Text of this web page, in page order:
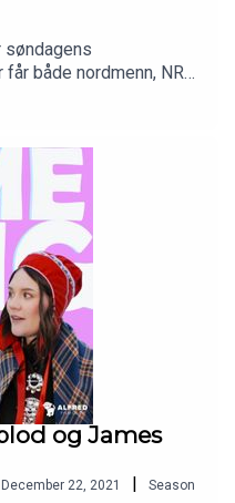
både nordmenn, NRK
og James
22, 2021
Season